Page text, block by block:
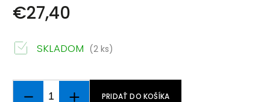
€27,40
SKLADOM (2 ks)
PRIDAŤ DO KOŠÍKA